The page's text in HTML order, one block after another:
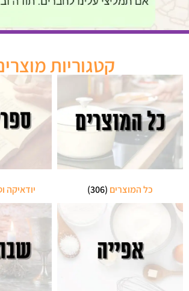
קטגוריות
כל המוצרים (306) יודאיקה